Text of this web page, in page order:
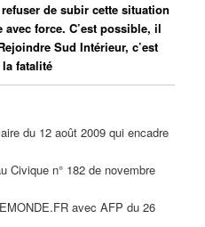
de subir cette situation
force. C’est possible, il
Sud Intérieur, c’est
fatalité
du 12 août 2009 qui encadre
Civique n° 182 de novembre
avec AFP du 26